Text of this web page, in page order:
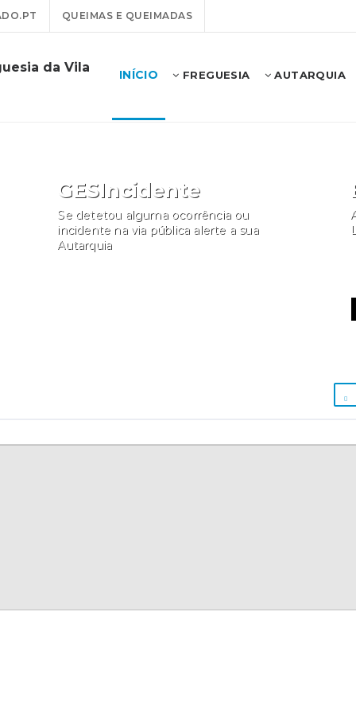
QUEIMAS E QUEIMADAS
da Vila
INÍCIO FREGUESIA AUTARQUIA
GESIncidente
Se detetou alguma ocorrência ou
incidente na via pública alerte a sua
Autarquia